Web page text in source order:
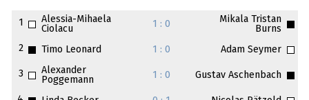
1
Alessia-Mihaela
Ciolacu
1 : 0
Mikala Tristan
Burns
2
Timo Leonard 1 : 0 Adam Seymer
3
Alexander
Poggemann
1 : 0 Gustav Aschenbach